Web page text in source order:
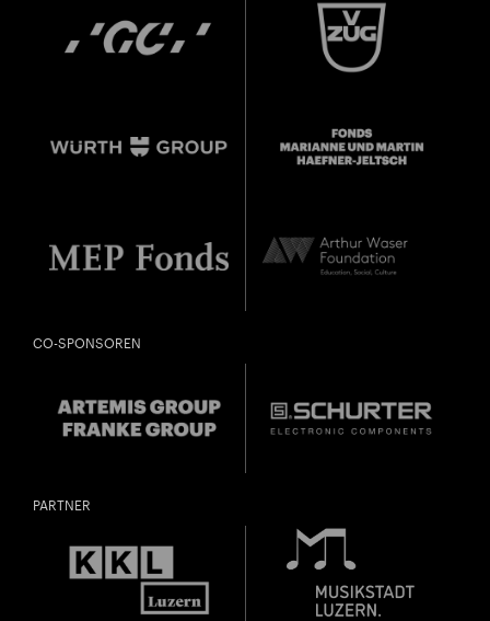
CO-SPONSOREN
PARTNER